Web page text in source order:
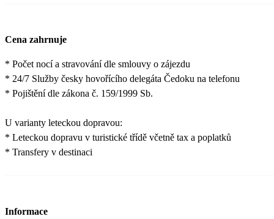
Cena zahrnuje
* Počet nocí a stravování dle smlouvy o zájezdu
* 24/7 Služby česky hovořícího delegáta Čedoku na telefonu
* Pojištění dle zákona č. 159/1999 Sb.
U varianty leteckou dopravou:
* Leteckou dopravu v turistické třídě včetně tax a poplatků
* Transfery v destinaci
Informace